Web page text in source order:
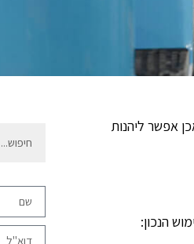
אפשר ליהנות
הנכון: